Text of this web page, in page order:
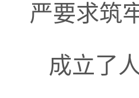
严要求筑
成立了